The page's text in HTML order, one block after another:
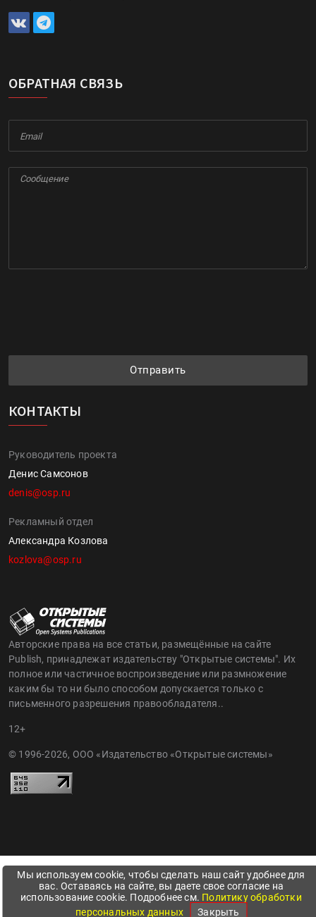
ОБРАТНАЯ СВЯЗЬ
Отправить
КОНТАКТЫ
Руководитель проекта
Денис Самсонов
denis@osp.ru
Рекламный отдел
Александра Козлова
kozlova@osp.ru
Авторские права на все статьи, размещённые на сайте
Publish, принадлежат издательству "Открытые системы". Их
полное или частичное воспроизведение или размножение
каким бы то ни было способом допускается только с
письменного разрешения правообладателя..
12+
© 1996-2026, ООО «Издательство «Открытые системы»
Мы используем cookie, чтобы сделать наш сайт удобнее для
вас. Оставаясь на сайте, вы даете свое согласие на
использование cookie. Подробнее см. Политику обработки
персональных данных
Закрыть